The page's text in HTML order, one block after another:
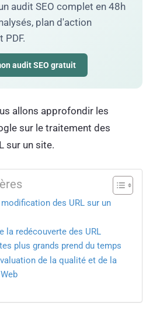
audit SEO complet en 48h
plan d'action
PDF.
audit SEO gratuit
allons approfondir les
sur le traitement des
sur un site.
des URL sur un
la redécouverte des URL
plus grands prend du temps
de la qualité et de la